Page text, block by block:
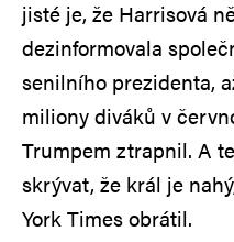
jisté je, že Harrisová
dezinformovala
senilního prezidenta,
miliony diváků v
Trumpem ztrapnil. A
skrývat, že král je
York Times obrátil.